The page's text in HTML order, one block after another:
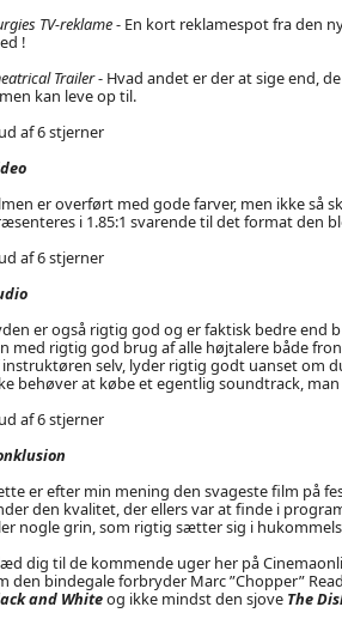
TV-reklame- En kort reklamespot fra den
!
Trailer- Hvad andet er der at sige end,
kan leve op til.
af 6 stjerner
er overført med gode farver, men ikke så
i 1.85:1 svarende til det format den
af 6 stjerner
er også rigtig god og er faktisk bedre end
med rigtig god brug af alle højtalere både
instruktøren selv, lyder rigtig godt uanset om
behøver at købe et egentlig soundtrack,
af 6 stjerner
er efter min mening den svageste film på
den kvalitet, der ellers var at finde i
nogle grin, som rigtig sætter sig i
dig til de kommende uger her på
den bindegale forbryder Marc ”Chopper”
and Whiteog ikke mindst den sjove The